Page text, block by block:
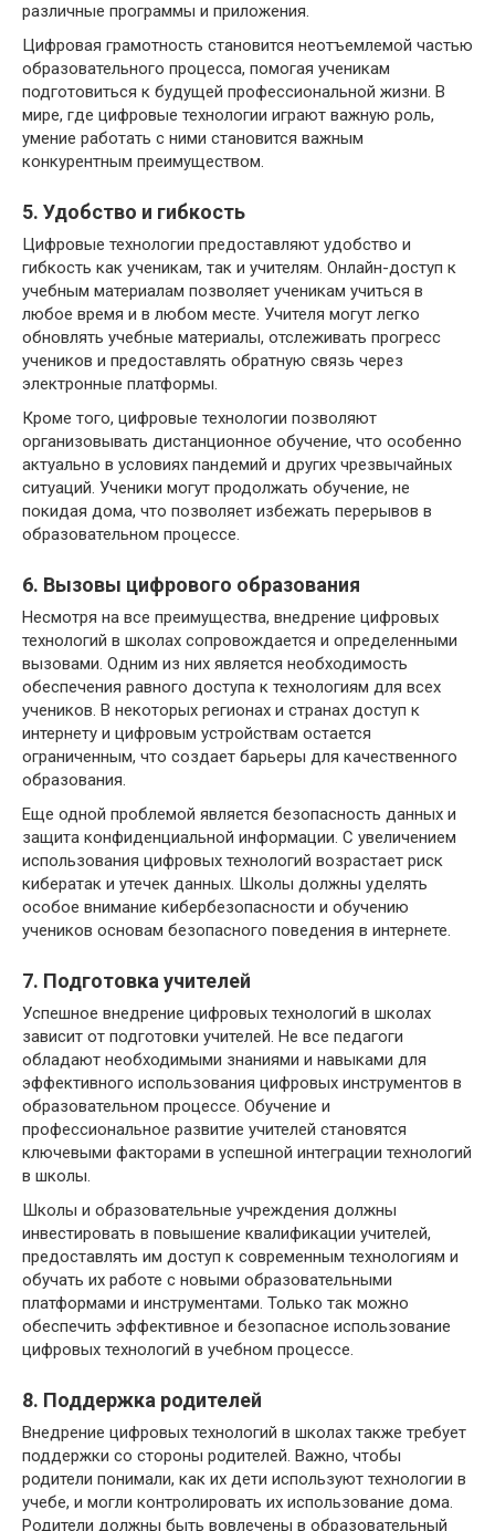
различные программы и приложения.
Цифровая грамотность становится неотъемлемой частью
образовательного процесса, помогая ученикам
подготовиться к будущей профессиональной жизни. В
мире, где цифровые технологии играют важную роль,
умение работать с ними становится важным
конкурентным преимуществом.
5. Удобство и гибкость
Цифровые технологии предоставляют удобство и
гибкость как ученикам, так и учителям. Онлайн-доступ к
учебным материалам позволяет ученикам учиться в
любое время и в любом месте. Учителя могут легко
обновлять учебные материалы, отслеживать прогресс
учеников и предоставлять обратную связь через
электронные платформы.
Кроме того, цифровые технологии позволяют
организовывать дистанционное обучение, что особенно
актуально в условиях пандемий и других чрезвычайных
ситуаций. Ученики могут продолжать обучение, не
покидая дома, что позволяет избежать перерывов в
образовательном процессе.
6. Вызовы цифрового образования
Несмотря на все преимущества, внедрение цифровых
технологий в школах сопровождается и определенными
вызовами. Одним из них является необходимость
обеспечения равного доступа к технологиям для всех
учеников. В некоторых регионах и странах доступ к
интернету и цифровым устройствам остается
ограниченным, что создает барьеры для качественного
образования.
Еще одной проблемой является безопасность данных и
защита конфиденциальной информации. С увеличением
использования цифровых технологий возрастает риск
кибератак и утечек данных. Школы должны уделять
особое внимание кибербезопасности и обучению
учеников основам безопасного поведения в интернете.
7. Подготовка учителей
Успешное внедрение цифровых технологий в школах
зависит от подготовки учителей. Не все педагоги
обладают необходимыми знаниями и навыками для
эффективного использования цифровых инструментов в
образовательном процессе. Обучение и
профессиональное развитие учителей становятся
ключевыми факторами в успешной интеграции технологий
в школы.
Школы и образовательные учреждения должны
инвестировать в повышение квалификации учителей,
предоставлять им доступ к современным технологиям и
обучать их работе с новыми образовательными
платформами и инструментами. Только так можно
обеспечить эффективное и безопасное использование
цифровых технологий в учебном процессе.
8. Поддержка родителей
Внедрение цифровых технологий в школах также требует
поддержки со стороны родителей. Важно, чтобы
родители понимали, как их дети используют технологии в
учебе, и могли контролировать их использование дома.
Родители должны быть вовлечены в образовательный